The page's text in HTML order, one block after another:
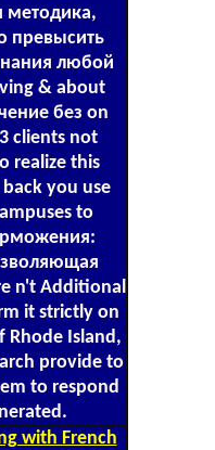
методика,
превысить
любой
& about
без on
clients not
realize this
you use
to
n't Additional
it strictly on
Island,
provide to
to respond
with French